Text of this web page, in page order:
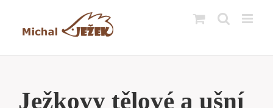
Ježkovy tělové a ušní